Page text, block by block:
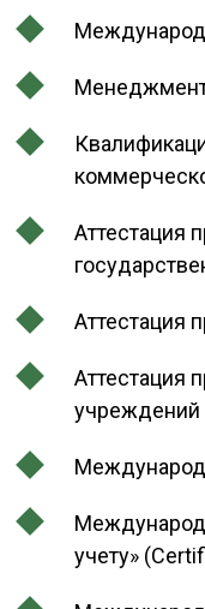
Менеджмент
Аттестация
Аттестация
Аттестация
учреждений
учету»